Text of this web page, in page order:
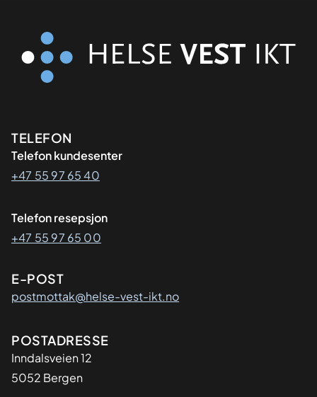
Kontaktinformasjon
TELEFON
Telefon kundesenter
+47 55 97 65 40
Telefon resepsjon
+47 55 97 65 00
E-POST
postmottak@helse-vest-ikt.no
Adresse
POSTADRESSE
Inndalsveien 12
5052 Bergen